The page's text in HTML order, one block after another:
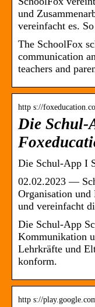
und
vereinfacht es.
The SchoolFox
communication
teachers and
http s://
Die Schul-
Die Schul-App I
02.02.2023 —
Organisation
und vereinfacht
Die Schul-App
Kommunikation
Lehrkräfte und
konform.
http s://